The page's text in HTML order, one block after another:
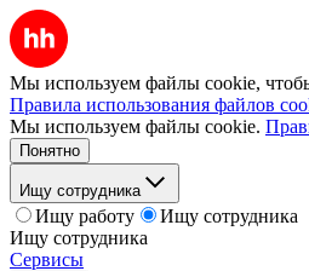
Мы используем файлы cookie,
Правила использования файлов
Мы используем файлы cookie.
Понятно
Ищу сотрудника
Ищу работу
Ищу сотрудника
Ищу сотрудника
Сервисы